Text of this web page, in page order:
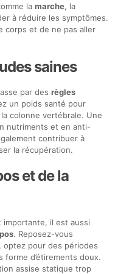
la marche, la
à réduire les symptômes.
corps et de ne pas aller
saines
par des règles
un poids santé pour
colonne vertébrale. Une
nutriments et en anti-
contribuer à
la récupération.
et de la
importante, il est aussi
. Reposez-vous
optez pour des périodes
d’étirements doux.
assise statique trop